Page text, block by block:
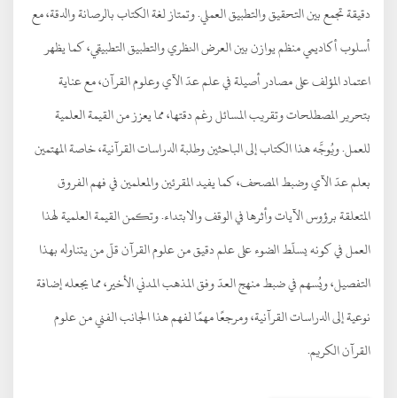
دقيقة تجمع بين التحقيق والتطبيق العملي. وتمتاز لغة الكتاب بالرصانة والدقة، مع
أسلوب أكاديمي منظم يوازن بين العرض النظري والتطبيق التطبيقي، كما يظهر
اعتماد المؤلف على مصادر أصيلة في علم عدّ الآي وعلوم القرآن، مع عناية
بتحرير المصطلحات وتقريب المسائل رغم دقتها، مما يعزز من القيمة العلمية
للعمل. ويُوجَّه هذا الكتاب إلى الباحثين وطلبة الدراسات القرآنية، خاصة المهتمين
بعلم عدّ الآي وضبط المصحف، كما يفيد المقرئين والمعلمين في فهم الفروق
المتعلقة برؤوس الآيات وأثرها في الوقف والابتداء. وتكمن القيمة العلمية لهذا
العمل في كونه يسلّط الضوء على علم دقيق من علوم القرآن قلّ من يتناوله بهذا
التفصيل، ويُسهم في ضبط منهج العدّ وفق المذهب المدني الأخير، مما يجعله إضافة
نوعية إلى الدراسات القرآنية، ومرجعًا مهمًا لفهم هذا الجانب الفني من علوم
القرآن الكريم.